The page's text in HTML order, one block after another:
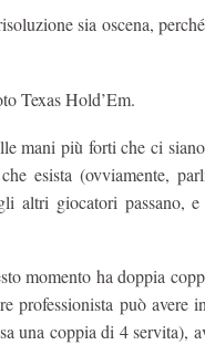
sia oscena,
Texas Hold’Em.
mani più forti che ci
esista (ovviamente,
altri giocatori passano,
momento ha doppia
può avere
una coppia di 4 servita),